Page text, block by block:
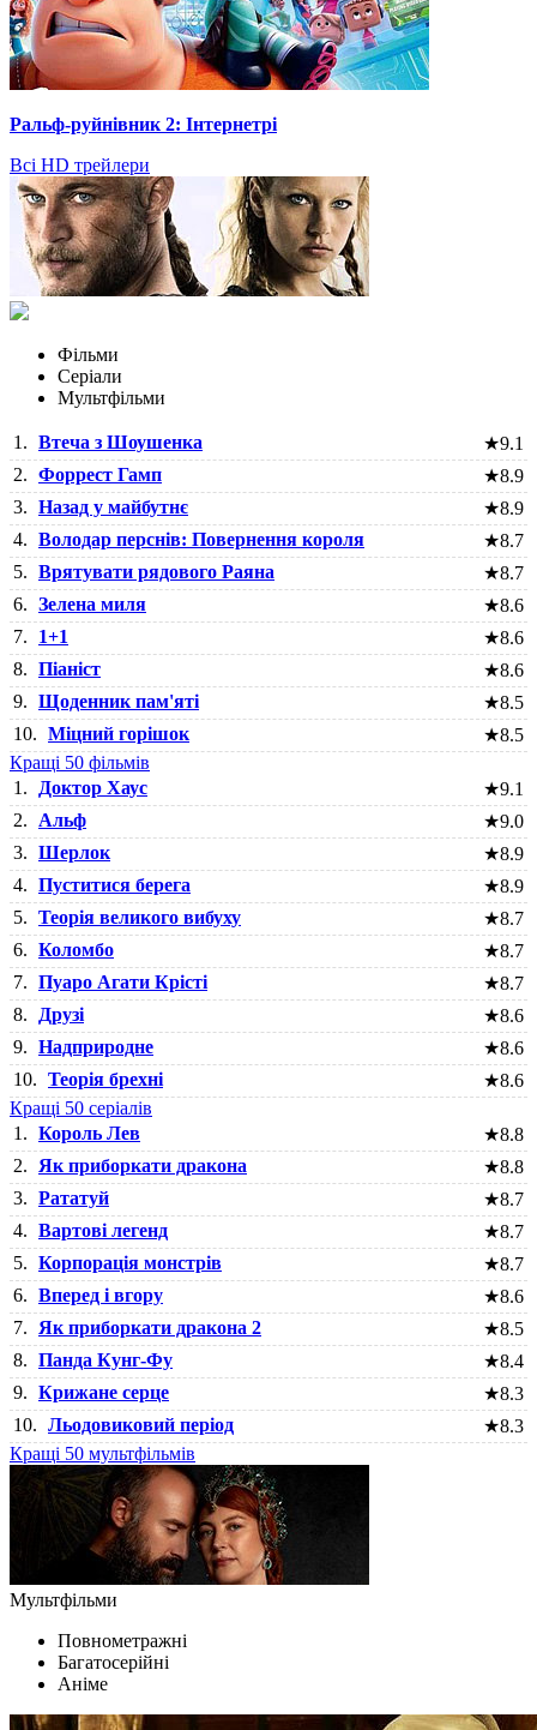
Ральф-руйнівник 2: Інтернетрі
Всі HD трейлери
Фільми
Серіали
Мультфільми
1. Втеча з Шоушенка ★9.1
2. Форрест Гамп ★8.9
3. Назад у майбутнє ★8.9
4. Володар перснів: Повернення короля ★8.7
5. Врятувати рядового Раяна ★8.7
6. Зелена миля ★8.6
7.
1+1 ★8.6
8. Піаніст ★8.6
9. Щоденник пам'яті ★8.5
10. Міцний горішок ★8.5
Кращі 50 фільмів
1.
Доктор Хаус ★9.1
2.
Альф ★9.0
3. Шерлок ★8.9
4. Пуститися берега ★8.9
5. Теорія великого вибуху ★8.7
6. Коломбо ★8.7
7. Пуаро Агати Крісті ★8.7
8.
Друзі ★8.6
9. Надприродне ★8.6
10. Теорія брехні ★8.6
Кращі 50 серіалів
1. Король Лев ★8.8
2.
Як приборкати дракона ★8.8
3. Рататуй ★8.7
4. Вартові легенд ★8.7
5. Корпорація монстрів ★8.7
6. Вперед і вгору ★8.6
7.
Як приборкати дракона 2 ★8.5
8. Панда Кунг-Фу ★8.4
9. Крижане серце ★8.3
10. Льодовиковий період ★8.3
Кращі 50 мультфільмів
Мультфільми
Повнометражні
Багатосерійні
Аніме